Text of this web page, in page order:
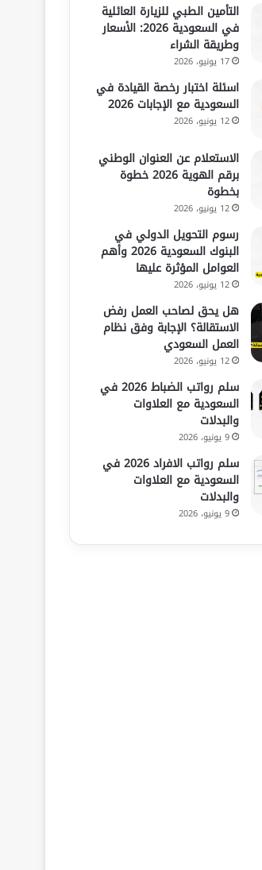
التأمين الطبي للزيارة العائلية
في السعودية 2026: الأسعار
وطريقة الشراء
17 يونيو، 2026
اسئلة اختبار رخصة القيادة في
السعودية مع الإجابات 2026
12 يونيو، 2026
الاستعلام عن العنوان الوطني
برقم الهوية 2026 خطوة
بخطوة
12 يونيو، 2026
رسوم التحويل الدولي في
البنوك السعودية 2026 وأهم
العوامل المؤثرة عليها
12 يونيو، 2026
هل يحق لصاحب العمل رفض
الاستقالة؟ الإجابة وفق نظام
العمل السعودي
12 يونيو، 2026
سلم رواتب الضباط 2026 في
السعودية مع العلاوات
والبدلات
9 يونيو، 2026
سلم رواتب الافراد 2026 في
السعودية مع العلاوات
والبدلات
9 يونيو، 2026